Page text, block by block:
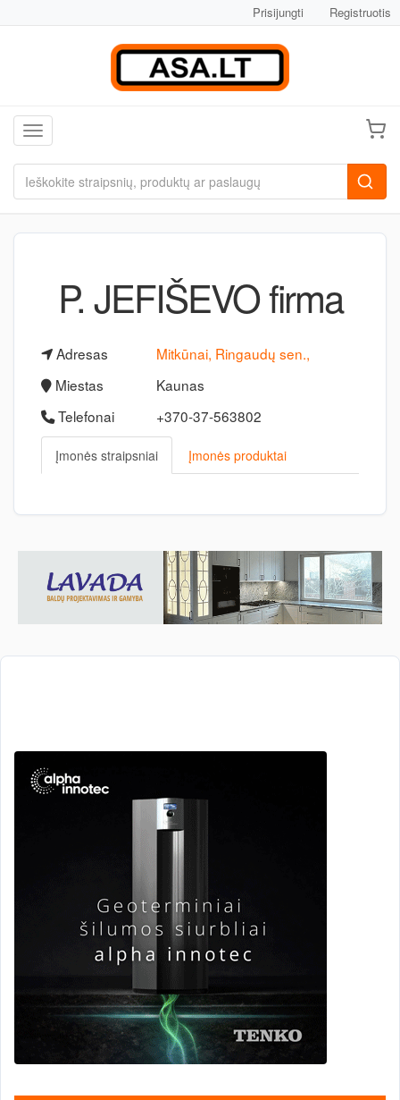
Prisijungti Registruotis
Toggle navigation
P. JEFIŠEVO firma
Adresas
Mitkūnai, Ringaudų sen.,
Miestas
Kaunas
Telefonai
+370-37-563802
Įmonės straipsniai Įmonės produktai